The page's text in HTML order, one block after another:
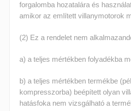
forgalomba hozatalára és
amikor az említett villanymotorok
(2) Ez a rendelet nem
a) a teljes mértékben folyadékba
b) a teljes mértékben termékbe
kompresszorba) beépített olyan
hatásfoka nem vizsgálható a